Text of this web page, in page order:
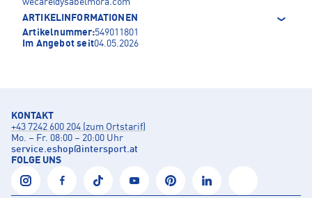
wecare@ysabelmora.com
ARTIKELINFORMATIONEN
Artikelnummer:549011801
Im Angebot seit04.05.2026
KONTAKT
+43 7242 600 204 (zum Ortstarif)
Mo. – Fr. 08:00 – 20:00 Uhr
service.eshop@intersport.at
FOLGE UNS